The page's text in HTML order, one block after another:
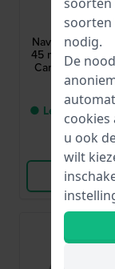
Navy Seal -
45 mm Limited
Carbonox, in
vervaardigd
€
● Levering
Bekijk
soorten
nodig.
De
u ook
wilt